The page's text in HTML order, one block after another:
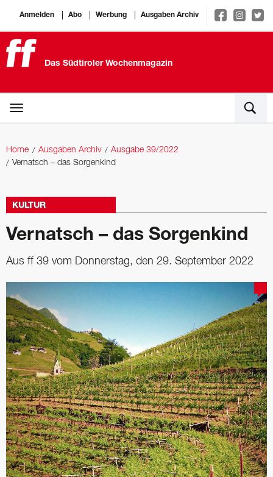
Anmelden Abo Werbung Ausgaben Archiv
Das Südtiroler Wochenmagazin
Home Ausgaben Archiv
Ausgabe 39/2022
Vernatsch – das Sorgenkind
KULTUR
Vernatsch – das Sorgenkind
Aus ff 39 vom Donnerstag, den 29. September 2022